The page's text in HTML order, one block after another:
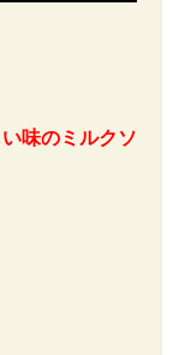
味のミルクソ